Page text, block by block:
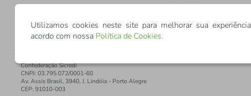
Confederação Sicredi
CNPJ: 03.795.072/0001-60
Av. Assis Brasil, 3940, J. Lindóia - Porto Alegre
CEP: 91010-003
Utilizamos cookies neste site para melhorar sua
acordo com nossa Política de Cookies.